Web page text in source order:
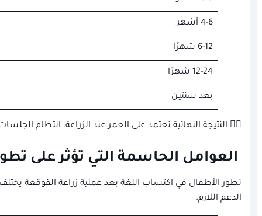
4-6 أشهر
6-12 شهرًا
12-24 شهرًا
بعد سنتين
👂🏻 النتيجة النهائية تعتمد على العمر عند الزراعة، انتظام
العوامل الحاسمة التي تؤثر على
تطور الأطفال في اكتساب اللغة بعد عملية زراعة القوقعة
الدعم اللازم.